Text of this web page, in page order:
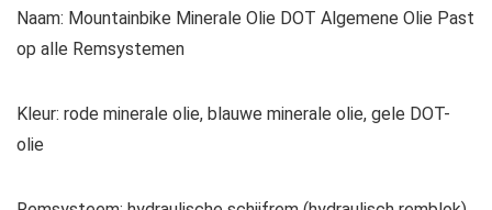
Naam: Mountainbike Minerale Olie DOT Algemene Olie Past
op alle Remsystemen
Kleur: rode minerale olie, blauwe minerale olie, gele DOT-
olie